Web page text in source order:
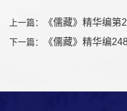
上一篇： 《儒藏》精华编第
下一篇： 《儒藏》精华编